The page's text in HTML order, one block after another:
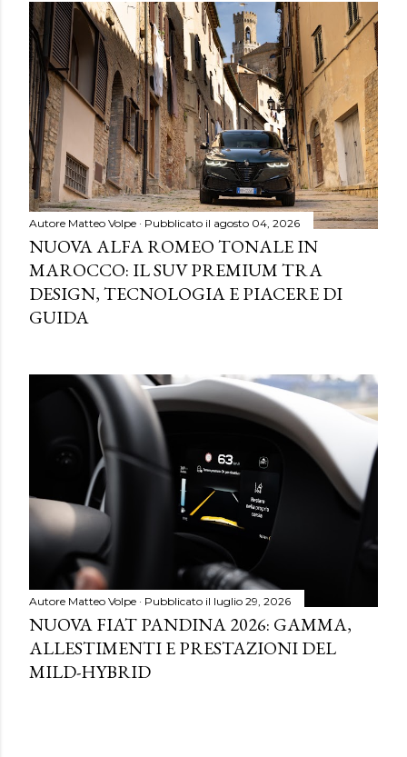
Autore Matteo Volpe Pubblicato il agosto 04, 2026
NUOVA ALFA ROMEO TONALE IN
MAROCCO: IL SUV PREMIUM TRA
DESIGN, TECNOLOGIA E PIACERE DI
GUIDA
Autore Matteo Volpe Pubblicato il luglio 29, 2026
NUOVA FIAT PANDINA 2026: GAMMA,
ALLESTIMENTI E PRESTAZIONI DEL
MILD-HYBRID